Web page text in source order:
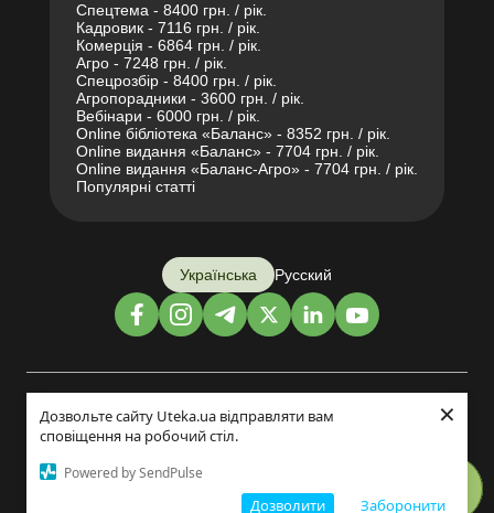
Дозвольте сайту Uteka.ua відправляти вам
сповіщення на робочий стіл.
Powered by SendPulse
Заборонити
Дозволити
×
Спецтема - 8400 грн. / рік.
Кадровик - 7116 грн. / рік.
Комерція - 6864 грн. / рік.
Агро - 7248 грн. / рік.
Спецрозбір - 8400 грн. / рік.
Агропорадники - 3600 грн. / рік.
Вебінари - 6000 грн. / рік.
Online бібліотека «Баланс» - 8352 грн. / рік.
Online видання «Баланс» - 7704 грн. / рік.
Online видання «Баланс-Агро» - 7704 грн. / рік.
Популярні статті
Українська Русский
Дизайн і розробка: